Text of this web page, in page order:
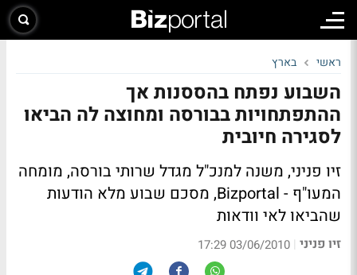
ראשי בארץ
השבוע נפתח בהססנות אך
ההתפתחויות בבורסה ומחוצה לה הביאו
לסגירה חיובית
זיו פניני, משנה למנכ"ל מגדל שרותי בורסה, מומחה
המעו"ף - Bizportal, מסכם שבוע מלא הודעות
שהביאו לאי וודאות
זיו פניני |
03/06/2010 17:29